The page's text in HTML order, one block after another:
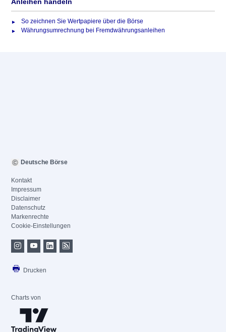
So zeichnen Sie Wertpapiere über die Börse
Währungsumrechnung bei Fremdwährungsanleihen
Deutsche Börse
Kontakt
Impressum
Disclaimer
Datenschutz
Markenrechte
Cookie-Einstellungen
Drucken
Charts von